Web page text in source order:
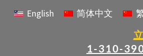
English 简体中文
1-310-